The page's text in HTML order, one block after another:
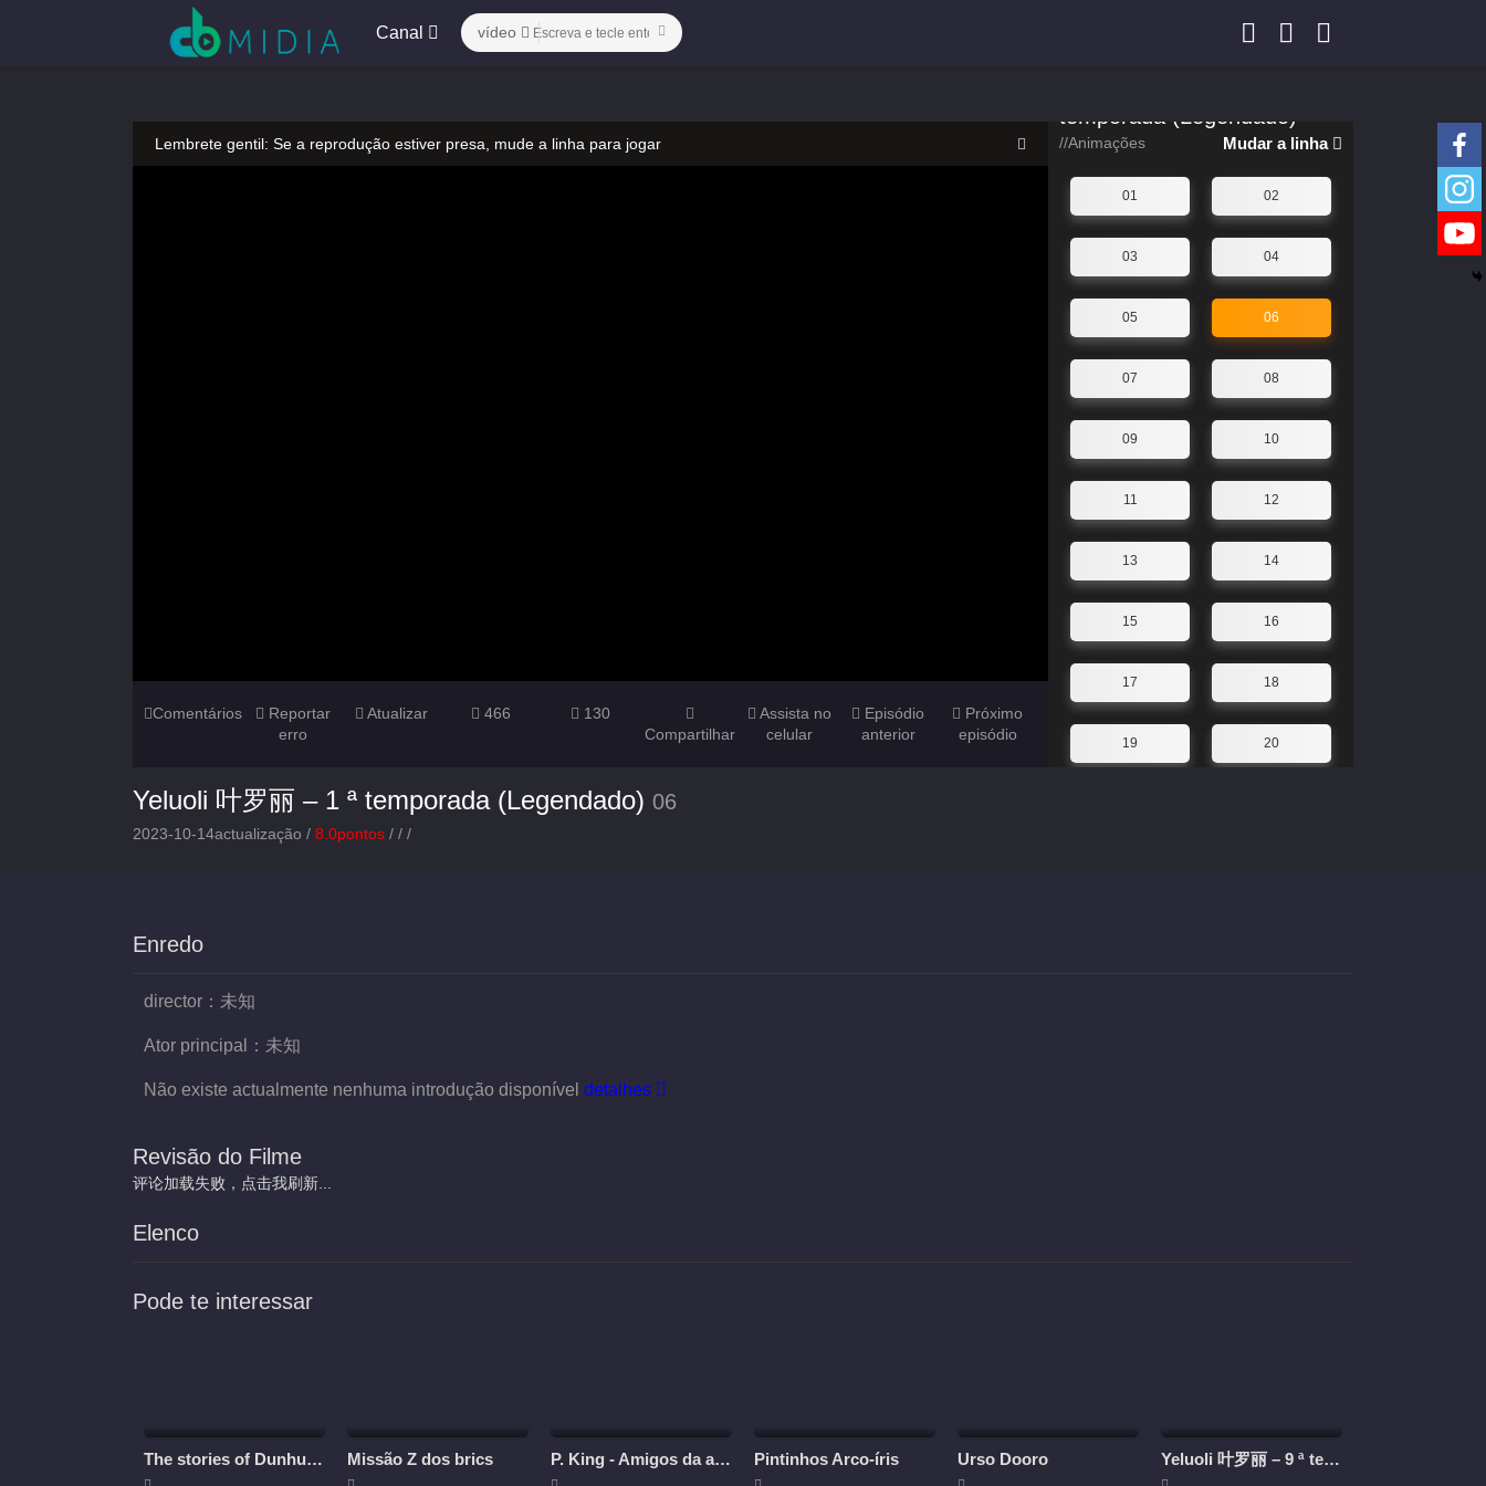
Canal vídeo
Lembrete gentil: Se a reprodução estiver presa, mude a linha para jogar
Comentários
Reportar
erro
Atualizar 466
130
Compartilhar
Assista no
celular
Episódio
anterior
Próximo
episódio
temporada (Legendado)
Mudar a linha
//Animações
01 02
03 04
05 06
07 08
09 10
11 12
13 14
15 16
17 18
19 20
Yeluoli 叶罗丽 – 1 ª temporada (Legendado) 06
2023-10-14actualização / 8.0pontos / / /
Enredo
director： 未知
Ator principal： 未知
Não existe actualmente nenhuma introdução disponível detalhes
Revisão do Filme
评论加载失败，点击我刷新...
Elenco
Pode te interessar
The stories of Dunhuang Missão Z dos brics P. King - Amigos da aventura Pintinhos Arco-íris Urso Dooro Yeluoli 叶罗丽 – 9 ª temporada (Legendado)